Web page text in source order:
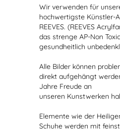
Wir verwenden für
hochwertigste Künstler-
REEVES. (REEVES
das strenge AP-Non
gesundheitlich
Alle Bilder können
direkt aufgehängt
Jahre Freude an
unseren Kunstwerken
Elemente wie der
Schuhe werden mit